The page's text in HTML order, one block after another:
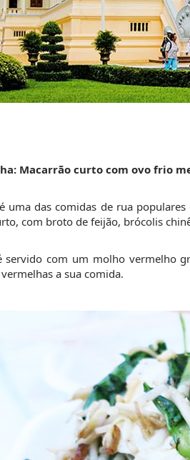
: Macarrão curto com ovo frio
uma das comidas de rua
com broto de feijão, brócolis
servido com um molho vermelho
a sua comida.